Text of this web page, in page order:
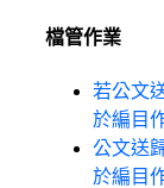
檔管作業
若公文
於編目
公文送
於編目